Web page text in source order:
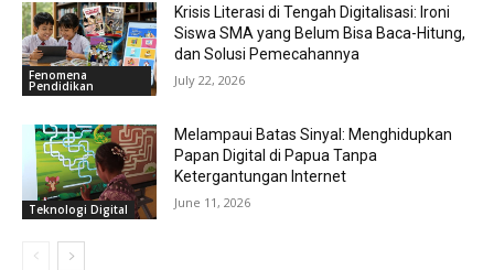
Fenomena
Pendidikan
Krisis Literasi di Tengah Digitalisasi: Ironi
Siswa SMA yang Belum Bisa Baca-Hitung,
dan Solusi Pemecahannya
July 22, 2026
Teknologi Digital
Melampaui Batas Sinyal: Menghidupkan
Papan Digital di Papua Tanpa
Ketergantungan Internet
June 11, 2026